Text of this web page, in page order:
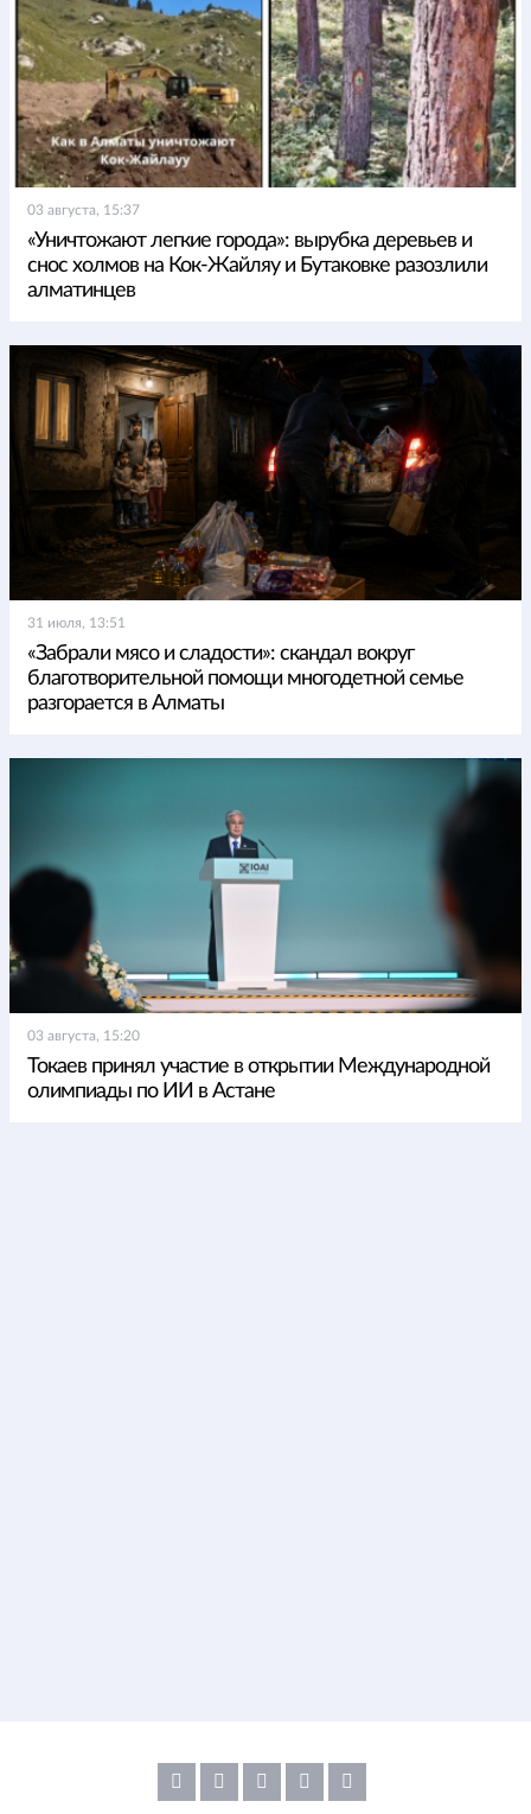
03 августа, 15:37
«Уничтожают легкие города»: вырубка деревьев и
снос холмов на Кок-Жайляу и Бутаковке разозлили
алматинцев
31 июля, 13:51
«Забрали мясо и сладости»: скандал вокруг
благотворительной помощи многодетной семье
разгорается в Алматы
03 августа, 15:20
Токаев принял участие в открытии Международной
олимпиады по ИИ в Астане